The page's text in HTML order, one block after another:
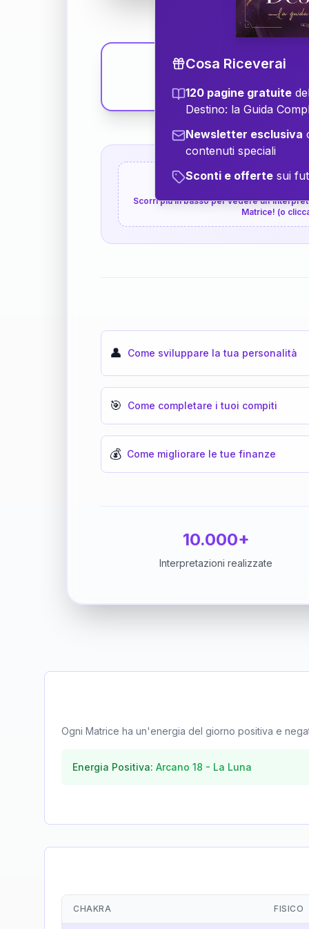
👇 P.S. Interpretazione
Scorri più in basso per vedere
Matrice! (o
👤 Come sviluppare la tua personalità
🎯 Come completare i tuoi compiti
💰 Come migliorare le tue finanze
10.000+
Interpretazioni realizzate
Ogni Matrice ha un'energia del giorno positiva e
Energia Positiva: Arcano 18 - La Luna
CHAKRA FISICO
Cosa Riceverai
120 pagine gratuite
Destino: la Guida
Newsletter esclusiva
contenuti speciali
Sconti e offerte sui